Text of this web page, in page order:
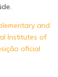
and
Institutes of
oficial